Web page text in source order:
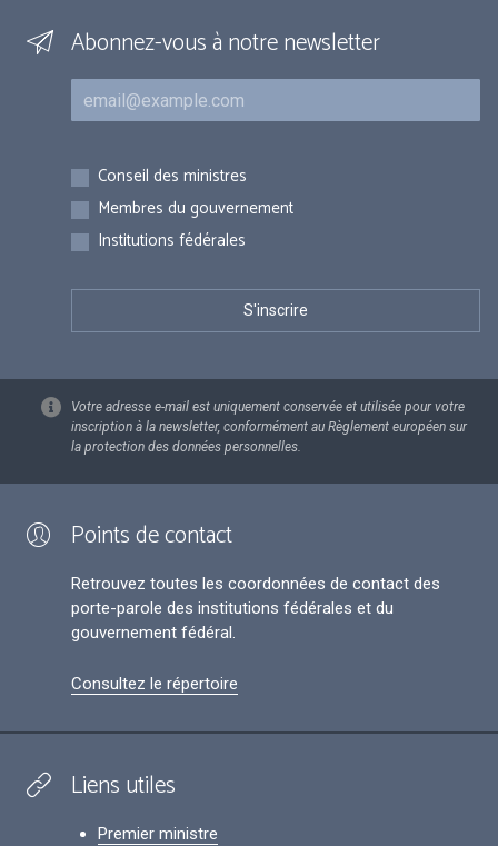
Abonnez-vous à notre newsletter
Courriel
Inscriptions
Conseil des ministres
Membres du gouvernement
Institutions fédérales
Votre adresse e-mail est uniquement conservée et utilisée pour votre
inscription à la newsletter, conformément au Règlement européen sur
la protection des données personnelles.
Points de contact
Retrouvez toutes les coordonnées de contact des
porte-parole des institutions fédérales et du
gouvernement fédéral.
Consultez le répertoire
Liens utiles
Premier ministre